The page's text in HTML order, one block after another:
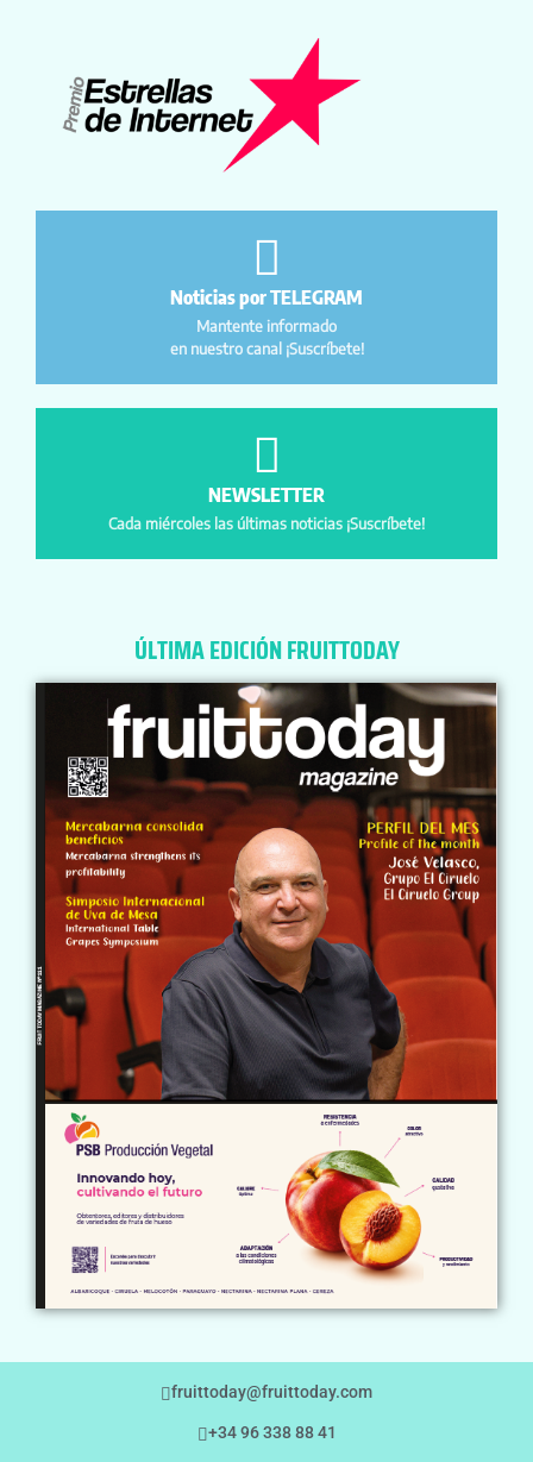
Noticias por TELEGRAM
Mantente informado
en nuestro canal ¡Suscríbete!
NEWSLETTER
Cada miércoles las últimas noticias ¡Suscríbete!
ÚLTIMA EDICIÓN FRUITTODAY
fruittoday@fruittoday.com
+34 96 338 88 41